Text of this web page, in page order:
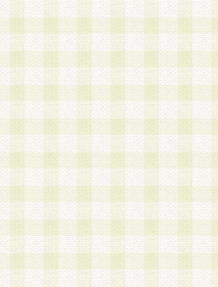
のとします。
第5条 会員の登録情報
1.当社は、会員の登録情報に含まれる氏名・住所
アドレス等会員個人を識別できる情報を当社が別
シーポリシー
」に基づき適切に取り扱うものとし
は、当該個人情報を以下の各号に定める目的に利
す。なお、これら事項以外の目的で個人情報を利
かじめ会員の同意を得たうえで利用するものとし
a.本サービスの実施または運営
b.本サービスに係る謝礼、景品、調査サンプル品
c.会員からの電話、メール等の問い合わせなどへ
d.その他これらに付随する業務
2.当社は、会員個人を識別することのできる情報
会員情報を本人の承諾なく第三者に開示すること
人を識別できる情報について第三者に開示または
社は事前に会員本人の同意を得るものとします。
3.前項の定めに拘わらず、当社は、以下の目的に
意を 得ることなく、会員個人を識別できる情報
づき選定した委託業者に対して当社の責任におい
できるものとします。な お、当社は、当該委託
契約を締結しこれを遵守させるとともに、本規約